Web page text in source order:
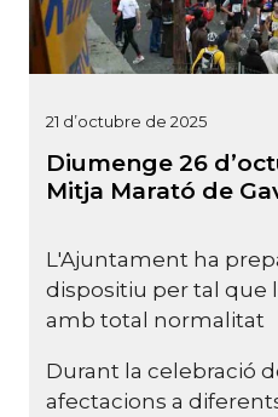
21 d’octubre de 2025
Diumenge 26
Mitja Marató de
L'Ajuntament ha
dispositiu per tal que
amb total normalitat
Durant la celebració
afectacions a